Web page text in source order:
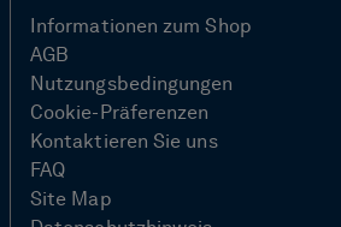
Informationen zum Shop
AGB
Nutzungsbedingungen
Cookie-Präferenzen
Kontaktieren Sie uns
FAQ
Site Map